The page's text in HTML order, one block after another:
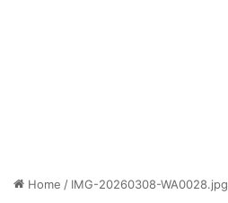
Home / IMG-20260308-WA0028.jpg